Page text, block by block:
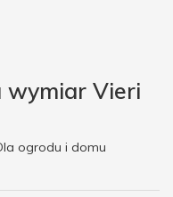
wymiar Vieri
ogrodu i domu